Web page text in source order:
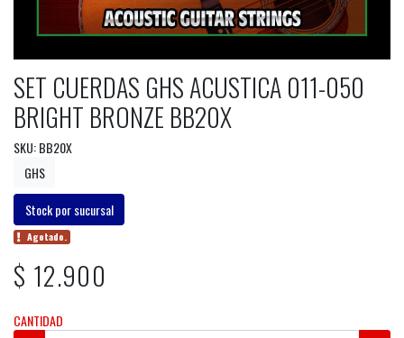
SET CUERDAS GHS ACUSTICA 011-050
BRIGHT BRONZE BB20X
SKU: BB20X
GHS
Stock por sucursal
Agotado.
$ 12.900
CANTIDAD